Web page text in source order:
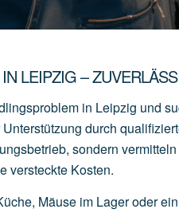
LEIPZIG –
in Leipzig und
durch
sondern
versteckte Kosten.
Mäuse im Lager oder